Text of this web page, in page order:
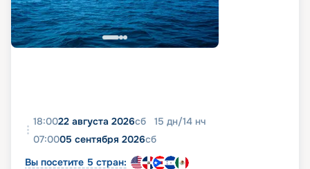
фото, реальные отзывы пассажиров, подробные
характеристики кают и палуб. Вся эта
информация доступна на этой же странице.
18:0022 августа 2026сб 15 дн/14 нч
07:0005 сентября 2026сб
Вы посетите 5 стран: